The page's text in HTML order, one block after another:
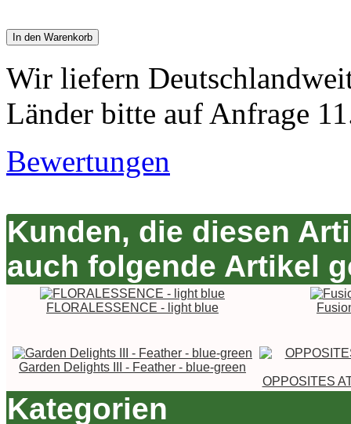
In den Warenkorb
Wir liefern
Länder bitte auf Anfrage
Bewertungen
Kunden, die diesen
auch folgende Artikel
FLORALESSENCE - light blue
Garden Delights III - Feather - blue-green
OPPOSITES
Kategorien